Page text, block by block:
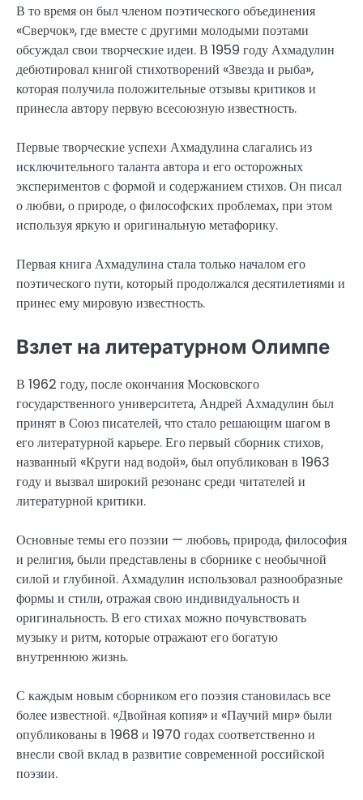
В то время он был членом поэтического объединения
«Сверчок», где вместе с другими молодыми поэтами
обсуждал свои творческие идеи. В 1959 году Ахмадулин
дебютировал книгой стихотворений «Звезда и рыба»,
которая получила положительные отзывы критиков и
принесла автору первую всесоюзную известность.
Первые творческие успехи Ахмадулина слагались из
исключительного таланта автора и его осторожных
экспериментов с формой и содержанием стихов. Он писал
о любви, о природе, о философских проблемах, при этом
используя яркую и оригинальную метафорику.
Первая книга Ахмадулина стала только началом его
поэтического пути, который продолжался десятилетиями и
принес ему мировую известность.
Взлет на литературном Олимпе
В 1962 году, после окончания Московского
государственного университета, Андрей Ахмадулин был
принят в Союз писателей, что стало решающим шагом в
его литературной карьере. Его первый сборник стихов,
названный «Круги над водой», был опубликован в 1963
году и вызвал широкий резонанс среди читателей и
литературной критики.
Основные темы его поэзии — любовь, природа, философия
и религия, были представлены в сборнике с необычной
силой и глубиной. Ахмадулин использовал разнообразные
формы и стили, отражая свою индивидуальность и
оригинальность. В его стихах можно почувствовать
музыку и ритм, которые отражают его богатую
внутреннюю жизнь.
С каждым новым сборником его поэзия становилась все
более известной. «Двойная копия» и «Паучий мир» были
опубликованы в 1968 и 1970 годах соответственно и
внесли свой вклад в развитие современной российской
поэзии.